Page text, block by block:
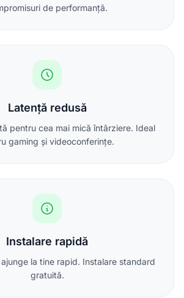
de performanță.
Latență redusă
pentru cea mai mică întârziere. Ideal
gaming și videoconferințe.
Instalare rapidă
la tine rapid. Instalare standard
gratuită.